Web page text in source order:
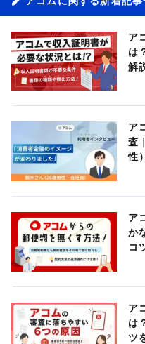
ア
は
解
ア
査
性）
ア
か
コ
ア
は
ツ